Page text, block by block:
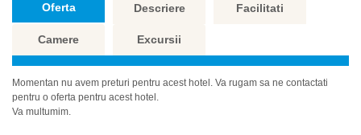
Oferta Descriere Facilitati
Camere Excursii
Momentan nu avem preturi pentru acest hotel. Va rugam sa ne contactati
pentru o oferta pentru acest hotel.
Va multumim.